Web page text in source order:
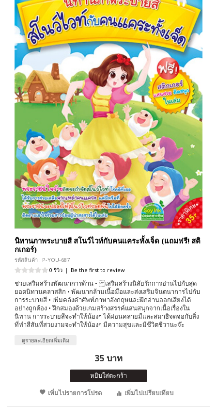
นิทานภาพระบายสี สโนว์ไวท์กับคนแคระทั้งเจ็ด (แถมฟรี! สติ
กเกอร์)
รหัสสินค้า : P-YOU-687
0 รีวิว | Be the first to review
ช่วยเสริมสร้างพัฒนาการด้าน • เสริมสร้างนิสัยรักการอ่านไปกับสุด
ยอดนิทานคลาสสิก • พัฒนากล้ามเนื้อมือและส่งเสริมจินตนาการไปกับ
การระบายสี • เพิ่มคลังคำศัพท์ภาษาอังกฤษและฝึกอ่านออกเสียงได้
อย่างถูกต้อง • ฝึกสมองด้วยเกมสร้างสรรค์แสนสนุกจากเนื้อเรื่องใน
นิทาน การระบายสีจะทำให้น้องๆ ได้ผ่อนคลายมีและสมาธิจดจ่อกับสิ่ง
ที่ทำสีสันที่สวยงามจะทำให้น้องๆ มีความสุขและมีชีวิตชีวานะจ๊ะ
ดูรายละเอียดเพิ่มเติม
35 บาท
หยิบใส่ตะกร้า
เพิ่มไปรายการโปรด
เพิ่มไปเปรียบเทียบ